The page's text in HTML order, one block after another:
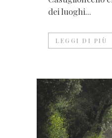
dei luoghi...
LEGGI DI PIÙ